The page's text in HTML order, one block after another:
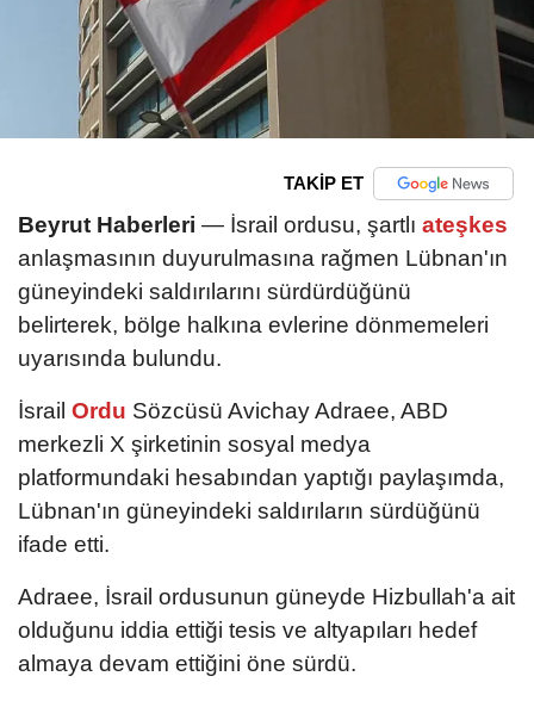
TAKİP ET
Beyrut Haberleri — İsrail ordusu, şartlı ateşkes
anlaşmasının duyurulmasına rağmen Lübnan'ın
güneyindeki saldırılarını sürdürdüğünü
belirterek, bölge halkına evlerine dönmemeleri
uyarısında bulundu.
İsrail Ordu Sözcüsü Avichay Adraee, ABD
merkezli X şirketinin sosyal medya
platformundaki hesabından yaptığı paylaşımda,
Lübnan'ın güneyindeki saldırıların sürdüğünü
ifade etti.
Adraee, İsrail ordusunun güneyde Hizbullah'a ait
olduğunu iddia ettiği tesis ve altyapıları hedef
almaya devam ettiğini öne sürdü.